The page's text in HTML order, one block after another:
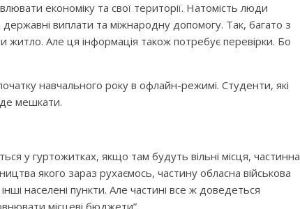
економіку та свої території. Натомість люди
виплати та міжнародну допомогу. Так, багато з
Але ця інформація також потребує перевірки. Бо
навчального року в офлайн-режимі. Студенти, які
мешкати.
у гуртожитках, якщо там будуть вільні місця, частинна
якого зараз рухаємось, частину обласна військова
населені пункти. Але частині все ж доведеться
місцеві бюджети”.